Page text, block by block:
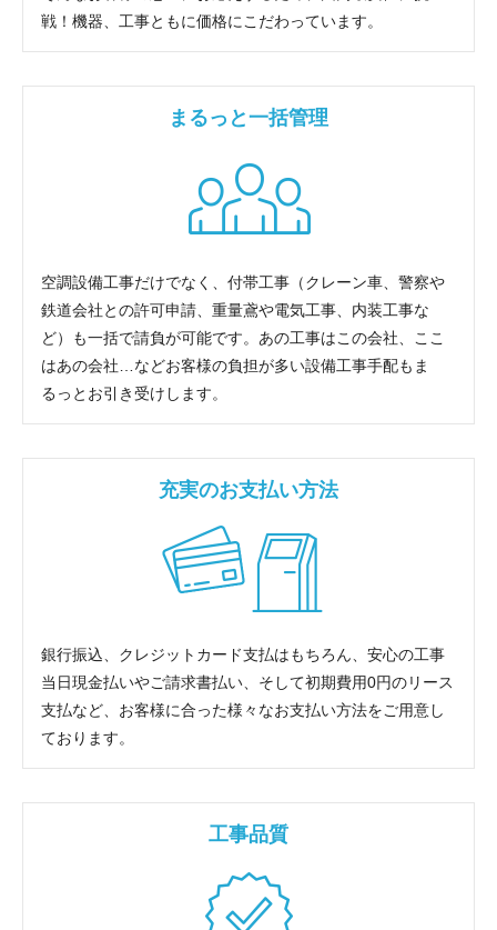
戦！機器、工事ともに価格にこだわっています。
まるっと一括管理
空調設備工事だけでなく、付帯工事（クレーン車、警察や
鉄道会社との許可申請、重量鳶や電気工事、内装工事な
ど）も一括で請負が可能です。あの工事はこの会社、ここ
はあの会社…などお客様の負担が多い設備工事手配もま
るっとお引き受けします。
充実のお支払い方法
銀行振込、クレジットカード支払はもちろん、安心の工事
当日現金払いやご請求書払い、そして初期費用0円のリース
支払など、お客様に合った様々なお支払い方法をご用意し
ております。
工事品質